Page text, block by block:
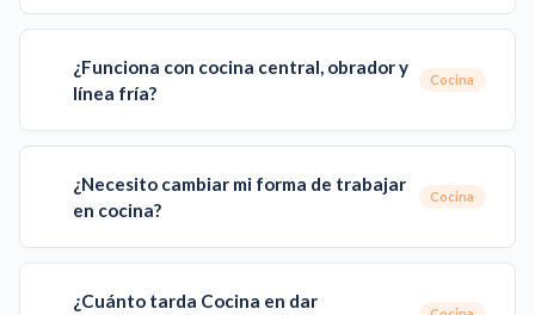
¿Funciona con cocina central, obrador y
línea fría?
Cocina
¿Necesito cambiar mi forma de trabajar
en cocina?
Cocina
¿Cuánto tarda Cocina en dar